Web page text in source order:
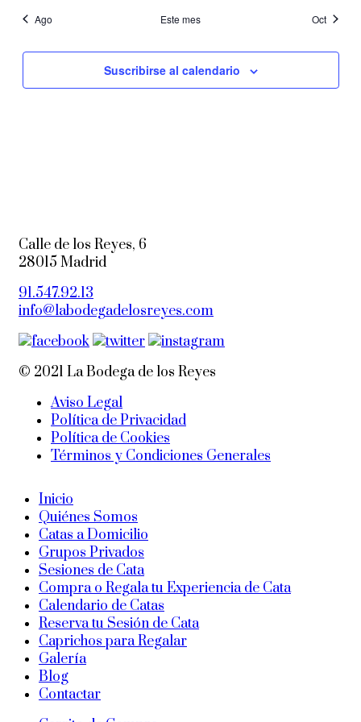
Ago Este mes Oct
Suscribirse al calendario
Calle de los Reyes, 6
28015 Madrid
91.547.92.13
info@labodegadelosreyes.com
© 2021 La Bodega de los Reyes
Aviso Legal
Política de Privacidad
Política de Cookies
Términos y Condiciones Generales
Inicio
Quiénes Somos
Catas a Domicilio
Grupos Privados
Sesiones de Cata
Compra o Regala tu Experiencia de Cata
Calendario de Catas
Reserva tu Sesión de Cata
Caprichos para Regalar
Galería
Blog
Contactar